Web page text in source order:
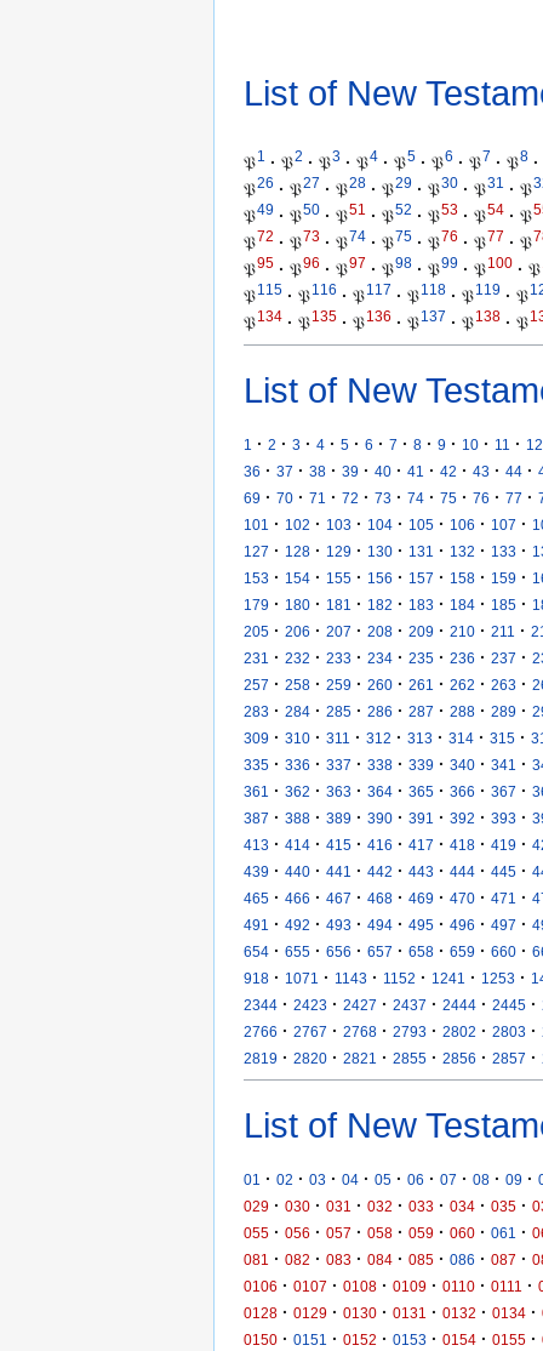
List of New
𝔓1 · 𝔓2 · 𝔓3 · 𝔓4 · 𝔓5 · 𝔓6 · 𝔓7 · 𝔓8 ·
𝔓26 · 𝔓27 · 𝔓28 · 𝔓29 · 𝔓30 · 𝔓31 · 𝔓
𝔓49 · 𝔓50 · 𝔓51 · 𝔓52 · 𝔓53 · 𝔓54 · 𝔓
𝔓72 · 𝔓73 · 𝔓74 · 𝔓75 · 𝔓76 · 𝔓77 · 𝔓
𝔓95 · 𝔓96 · 𝔓97 · 𝔓98 · 𝔓99 · 𝔓100 · 𝔓
𝔓115 · 𝔓116 · 𝔓117 · 𝔓118 · 𝔓119 · 𝔓
𝔓134 · 𝔓135 · 𝔓136 · 𝔓137 · 𝔓138 · 𝔓
List of New
1 · 2 · 3 · 4 · 5 · 6 · 7 · 8 · 9 · 10 · 11 · 12
36 · 37 · 38 · 39 · 40 · 41 · 42 · 43 · 44 ·
69 · 70 · 71 · 72 · 73 · 74 · 75 · 76 · 77 ·
101
· 102 · 103 · 104 · 105 · 106 · 107 ·
127 · 128 · 129 · 130 · 131 · 132 · 133 ·
153 · 154 · 155 · 156 · 157 · 158 · 159 ·
179 · 180 · 181 · 182 · 183 · 184 · 185 ·
205 · 206 · 207 · 208 · 209 · 210 · 211 ·
231
· 232 · 233 · 234 · 235 · 236 · 237 ·
257 · 258 · 259 · 260 · 261 · 262 · 263 ·
283 · 284 · 285 · 286 · 287 · 288 · 289 ·
309 · 310 · 311 · 312 · 313 · 314 · 315 ·
335 · 336 · 337 · 338 · 339 · 340 · 341 ·
361
· 362 · 363 · 364 · 365 · 366 · 367 ·
387 · 388 · 389 · 390 · 391 · 392 · 393 ·
413 · 414 · 415 · 416 · 417 · 418 · 419 ·
439 · 440 · 441 · 442 · 443 · 444 · 445 ·
465 · 466 · 467 · 468 · 469 · 470 · 471 ·
491
· 492 · 493 · 494 · 495 · 496 · 497 ·
654 · 655 · 656 · 657 · 658 · 659 · 660 ·
918 · 1071 · 1143 · 1152 · 1241 · 1253 ·
2344 · 2423 · 2427 · 2437 · 2444 · 2445 ·
2766 · 2767 · 2768 · 2793 · 2802 · 2803 ·
2819 · 2820 · 2821 · 2855 · 2856 · 2857 ·
List of New
01 · 02 · 03 · 04 · 05 · 06 · 07 · 08 · 09 ·
029 · 030 · 031 · 032 · 033 · 034 · 035 ·
055 · 056 · 057 · 058 · 059 · 060 · 061 ·
081
· 082 · 083 · 084 · 085 · 086 · 087 ·
0106 · 0107 · 0108 · 0109 · 0110 · 0111 ·
0128 · 0129 · 0130 · 0131 · 0132 · 0134 ·
0150 · 0151 · 0152 · 0153 · 0154 · 0155 ·